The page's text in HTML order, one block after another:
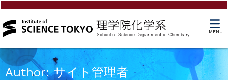
MENU
Author: サイト管理者